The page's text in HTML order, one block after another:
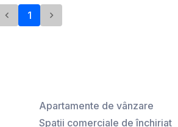
balcon spațios, ideal pentru relaxare. Bucătăria
electrocasnicele necesare: plită
spații de depozitare. Totul
În plus, apartamentul beneficiază
echipată și pregătită pentru
1
Apartamente de vânzare
Spații comerciale de închiriat